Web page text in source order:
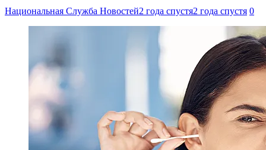
Национальная Служба Новостей2 года спустя2 года спустя 0